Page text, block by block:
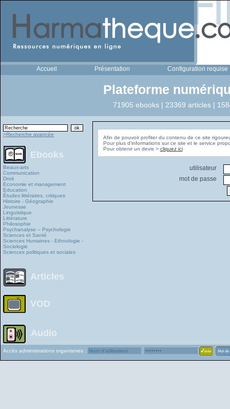
Accueil Présentation Configuration requise
Plateforme
71905 ebooks | 23369 articles |
>Recherche avancée
Ebooks
Beaux-arts
Communication
Droit
Economie et management
Education
Études littéraires, critiques
Histoire - Géographie
Jeunesse
Linguistique
Littérature
Philosophie
Psychanalyse – Psychologie
Sciences et Santé
Sciences Humaines - Ethnologie -
Sociologie
Sciences politiques et sociales
Articles
VOD
Audio
Afin de pouvoir profiter du contenu de ce site
Pour plus d'informations sur ce site et le service
Pour obtenir un devis > cliquez ici
utilisateur
mot de passe
Accès administrations organismes :